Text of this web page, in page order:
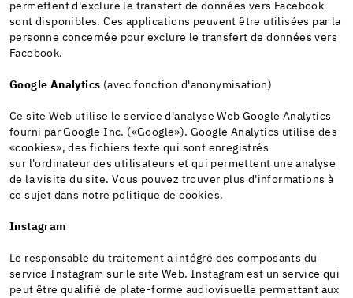
permettent d'exclure le transfert de données vers Facebook
sont disponibles. Ces applications peuvent être utilisées par la
personne concernée pour exclure le transfert de données vers
Facebook.
Google Analytics (avec fonction d'anonymisation)
Ce site Web utilise le service d'analyse Web Google Analytics
fourni par Google Inc. («Google»). Google Analytics utilise des
«cookies», des fichiers texte qui sont enregistrés
sur l'ordinateur des utilisateurs et qui permettent une analyse
de la visite du site. Vous pouvez trouver plus d'informations à
ce sujet dans notre politique de cookies.
Instagram
Le responsable du traitement a intégré des composants du
service Instagram sur le site Web. Instagram est un service qui
peut être qualifié de plate-forme audiovisuelle permettant aux